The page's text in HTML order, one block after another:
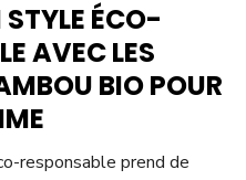
ÉCO-
AVEC LES
BIO POUR
responsable prend de